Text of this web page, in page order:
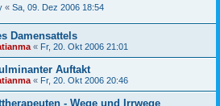
« Sa, 09. Dez 2006 18:54
Damensattels
« Fr, 20. Okt 2006 21:01
Auftakt
« Fr, 20. Okt 2006 20:46
- Wege und Irrwege